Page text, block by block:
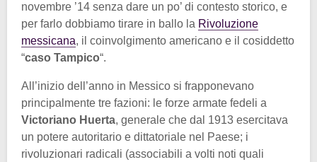
novembre ’14 senza dare un po’ di contesto storico, e
per farlo dobbiamo tirare in ballo la Rivoluzione
messicana, il coinvolgimento americano e il cosiddetto
“caso Tampico“.
All’inizio dell’anno in Messico si frapponevano
principalmente tre fazioni: le forze armate fedeli a
Victoriano Huerta, generale che dal 1913 esercitava
un potere autoritario e dittatoriale nel Paese; i
rivoluzionari radicali (associabili a volti noti quali